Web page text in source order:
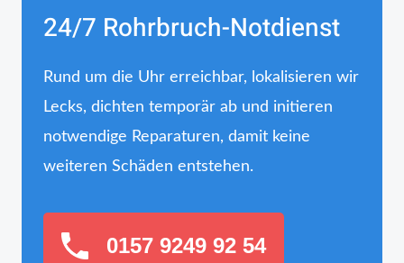
24/7 Rohrbruch-Notdienst
Rund um die Uhr erreichbar, lokalisieren wir
Lecks, dichten temporär ab und initieren
notwendige Reparaturen, damit keine
weiteren Schäden entstehen.
0157 9249 92 54